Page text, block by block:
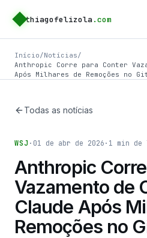
thiagofelizola .com
Início/Notícias/
Anthropic Corre para Conter
Após Milhares de Remoções no
Todas as notícias
WSJ · 01 de abr de 2026 · 1 min
Anthropic
Vazamento de
Claude Após
Remoções no